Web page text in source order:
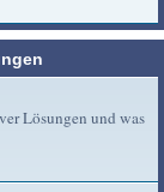
Lösungen und was